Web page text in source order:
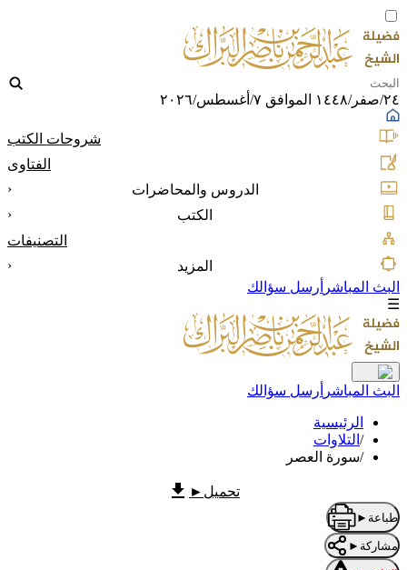
٢٤/صفر/١٤٤٨ الموافق ٧/أغسطس/٢٠٢٦
شروحات الكتب
الفتاوى
الدروس والمحاضرات
‹
الكتب
‹
التصنيفات
المزيد
‹
البث المباشر أرسل سؤالك
☰
البث المباشر أرسل سؤالك
الرئيسية
/ التلاوات
/سورة العصر
تحميل ►
طباعة ►
مشاركة ►